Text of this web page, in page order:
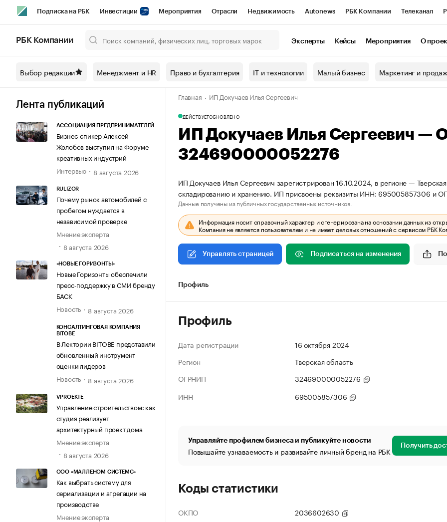
Подписка на РБК Инвестиции Мероприятия Отрасли Недвижимость Autonews РБК Компании Телеканал
Спецпроекты СПб Конференции СПб Спецпроекты Проверка контрагентов
Технологии и медиа Рынок наличной валюты
РБК Компании Эксперты Кейсы Мероприятия О
Выбор редакции Менеджмент и HR Право и бухгалтерия IT и технологии Малый бизнес Маркетинг и
Лента публикаций
АССОЦИАЦИЯ ПРЕДПРИНИМАТЕЛЕЙ
Бизнес-спикер Алексей
Жолобов выступил на Форуме
креативных индустрий
Интервью
8 августа 2026
RULIZOR
Почему рынок автомобилей с
пробегом нуждается в
независимой проверке
Мнение эксперта
8 августа 2026
«НОВЫЕ ГОРИЗОНТЫ»
Новые Горизонты обеспечили
пресс-поддержку в СМИ бренду
БАСК
Новость
8 августа 2026
КОНСАЛТИНГОВАЯ КОМПАНИЯ
BITOBE
В Лектории BITOBE представили
обновленный инструмент
оценки лидеров
Новость
8 августа 2026
VPROEKTE
Управление строительством: как
студия реализует
архитектурный проект дома
Мнение эксперта
8 августа 2026
ООО «МАЛЛЕНОМ СИСТЕМС»
Как выбрать систему для
сериализации и агрегации на
производстве
Мнение эксперта
Главная ИП Докучаев Илья Сергеевич
ДЕЙСТВУЕТОБНОВЛЕНО
ИП Докучаев Илья Сергеевич —
324690000052276
ИП Докучаев Илья Сергеевич зарегистрирован 16.10.2024, в регионе —
складированию и хранению. ИП присвоены реквизиты ИНН: 695005857306 и
Данные получены из публичных государственных источников.
Информация носит справочный характер и сгенерирована на основании данных из
Компания не является пользователем и не имеет деловых отношений с сервисом РБК
Управлять страницей Подписаться на изменения
Профиль
Профиль
Дата регистрации
16 октября 2024
Регион
Тверская область
ОГРНИП
324690000052276
ИНН
695005857306
Управляйте профилем бизнеса и публикуйте новости
Повышайте узнаваемость и развивайте личный бренд на РБК Получить
Коды статистики
ОКПО
2036602630